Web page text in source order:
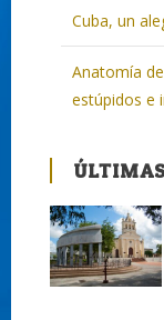
Cuba, un
Anatomía
estúpidos e